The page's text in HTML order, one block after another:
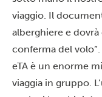
viaggio. Il
alberghiere e dovrà
conferma del volo”.
eTA è un enorme
viaggia in gruppo.